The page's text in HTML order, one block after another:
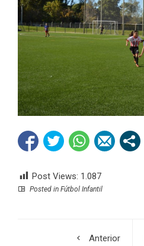
Post Views: 1.087
Posted in Fútbol Infantil
Anterior